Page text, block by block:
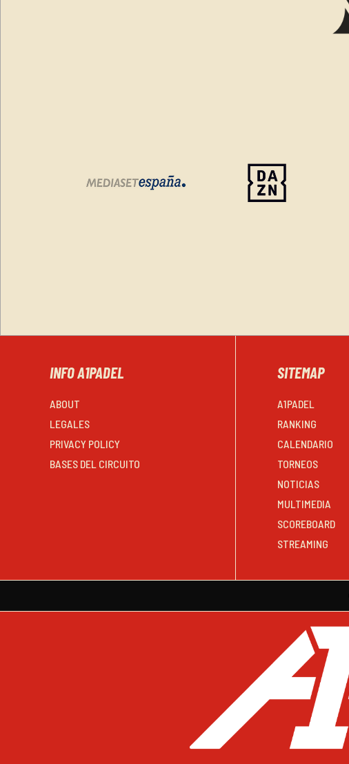
INFO A1PADEL
ABOUT
LEGALES
PRIVACY POLICY
BASES DEL CIRCUITO
SITEMAP
A1PADEL
RANKING
CALENDARIO
TORNEOS
NOTICIAS
MULTIMEDIA
SCOREBOARD
STREAMING